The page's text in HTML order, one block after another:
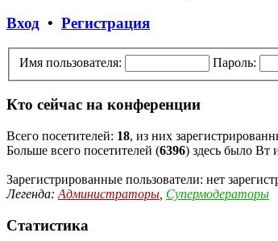
Вход • Регистрация
Имя пользователя: Пароль:
Кто сейчас на конференции
Всего посетителей: 18, из них
Больше всего посетителей (6396) здесь было Вт
Зарегистрированные пользователи: нет
Легенда: Администраторы Супермодераторы
Статистика